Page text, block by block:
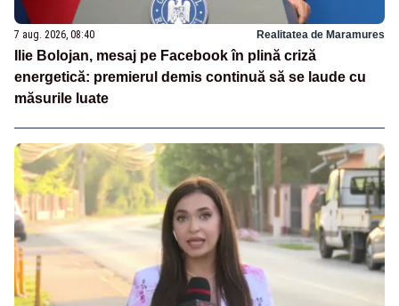
7 aug. 2026, 08:40 Realitatea de Maramures
Ilie Bolojan, mesaj pe Facebook în plină criză
energetică: premierul demis continuă să se laude cu
măsurile luate